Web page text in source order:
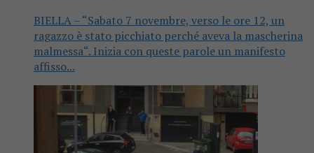
BIELLA – “Sabato 7 novembre, verso le ore 12, un
ragazzo è stato picchiato perché aveva la mascherina
malmessa“. Inizia con queste parole un manifesto
affisso...